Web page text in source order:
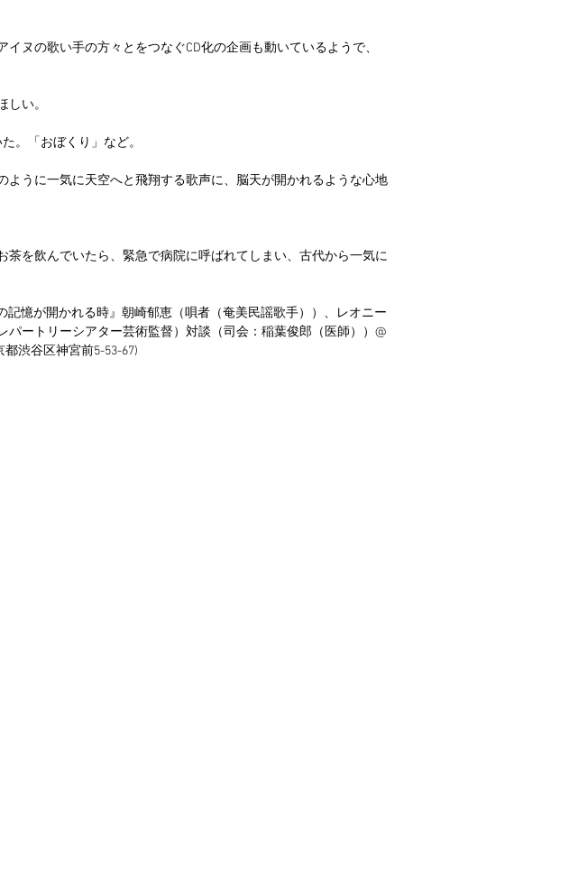
ヌの歌い手の方々とをつなぐCD化の企画も動いているようで、
い。
。「おぼくり」など。
ように一気に天空へと飛翔する歌声に、脳天が開かれるような心地
茶を飲んでいたら、緊急で病院に呼ばれてしまい、古代から一気に
記憶が開かれる時』朝崎郁恵（唄者（奄美民謡歌手））、レオニー
パートリーシアター芸術監督）対談（司会：稲葉俊郎（医師））@
渋谷区神宮前5-53-67)